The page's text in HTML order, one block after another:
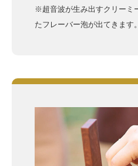
※超音波が生み出すクリーミ
たフレーバー泡が出てきます。